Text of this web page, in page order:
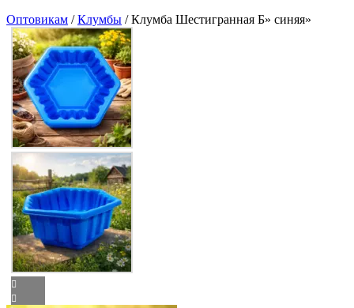
Оптовикам /Клумбы / Клумба Шестигранная Б» синяя»